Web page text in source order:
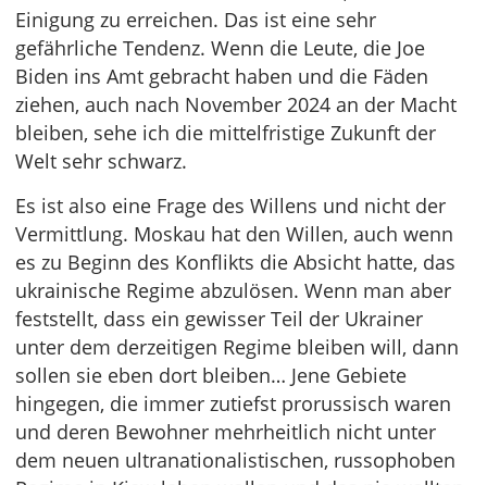
Einigung zu erreichen. Das ist eine sehr
gefährliche Tendenz. Wenn die Leute, die Joe
Biden ins Amt gebracht haben und die Fäden
ziehen, auch nach November 2024 an der Macht
bleiben, sehe ich die mittelfristige Zukunft der
Welt sehr schwarz.
Es ist also eine Frage des Willens und nicht der
Vermittlung. Moskau hat den Willen, auch wenn
es zu Beginn des Konflikts die Absicht hatte, das
ukrainische Regime abzulösen. Wenn man aber
feststellt, dass ein gewisser Teil der Ukrainer
unter dem derzeitigen Regime bleiben will, dann
sollen sie eben dort bleiben… Jene Gebiete
hingegen, die immer zutiefst prorussisch waren
und deren Bewohner mehrheitlich nicht unter
dem neuen ultranationalistischen, russophoben